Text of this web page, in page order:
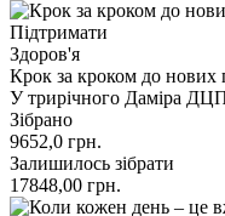
Підтримати
Здоров'я
Крок за кроком до нових
У трирічного Даміра
Зібрано
9652,0 грн.
Залишилось зібрати
17848,00 грн.